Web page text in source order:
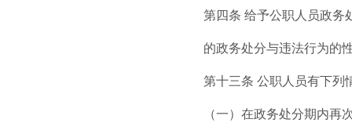
第四条 给予公职人员政务
的政务处分与违法行为的
第十三条 公职人员有下列
（一）在政务处分期内再